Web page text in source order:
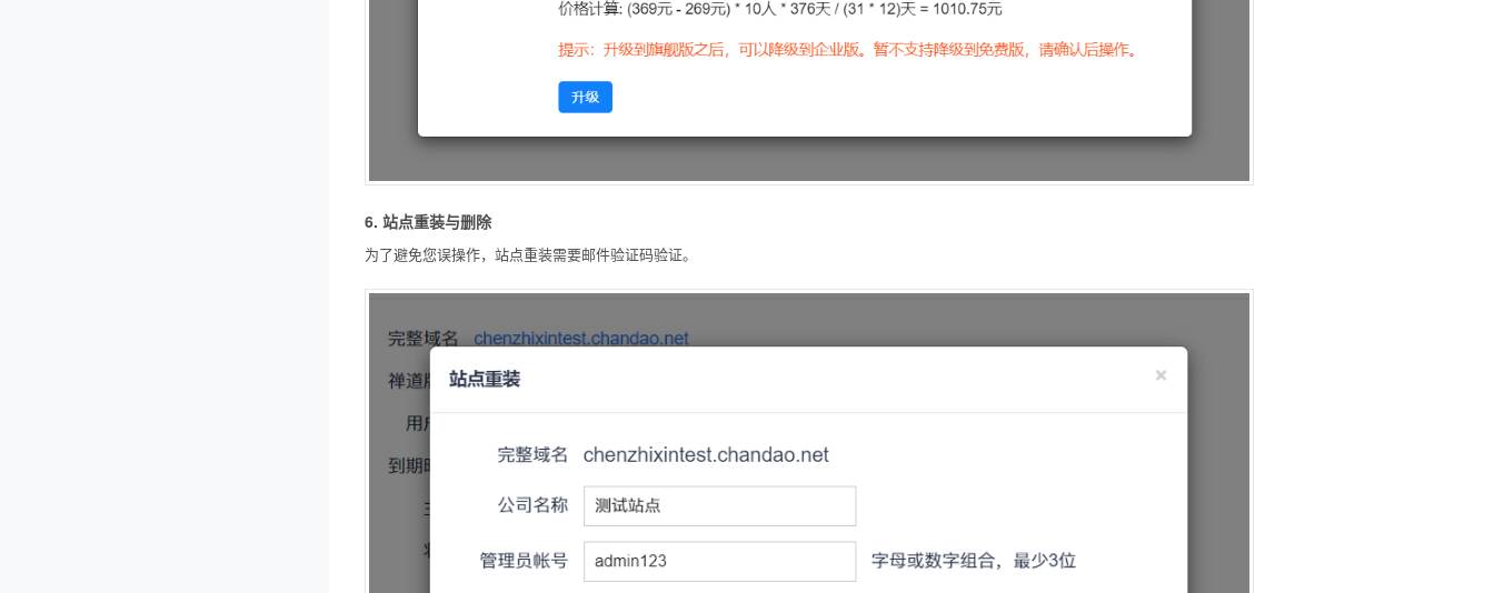
6. 站点重装与删除
为了避免您误操作，站点重装需要邮件验证码验证。